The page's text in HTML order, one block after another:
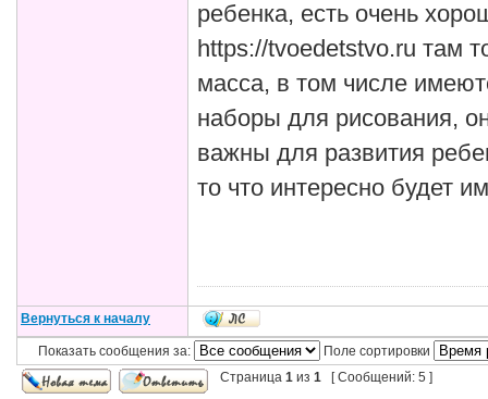
ребенка, есть очень
https://tvoedetstvo.ru там
масса, в том числе
наборы для рисования,
важны для развития
то что интересно будет
Вернуться к началу
Показать сообщения за:
Поле сортировки
Страница 1 из 1 [ Сообщений: 5 ]